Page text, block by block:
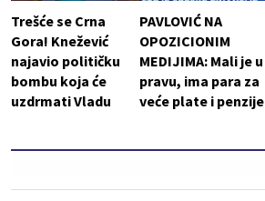
Trešće se Crna
Gora! Knežević
najavio političku
bombu koja će
uzdrmati Vladu
PAVLOVIĆ NA
OPOZICIONIM
MEDIJIMA: Mali je u
pravu, ima para za
veće plate i penzije